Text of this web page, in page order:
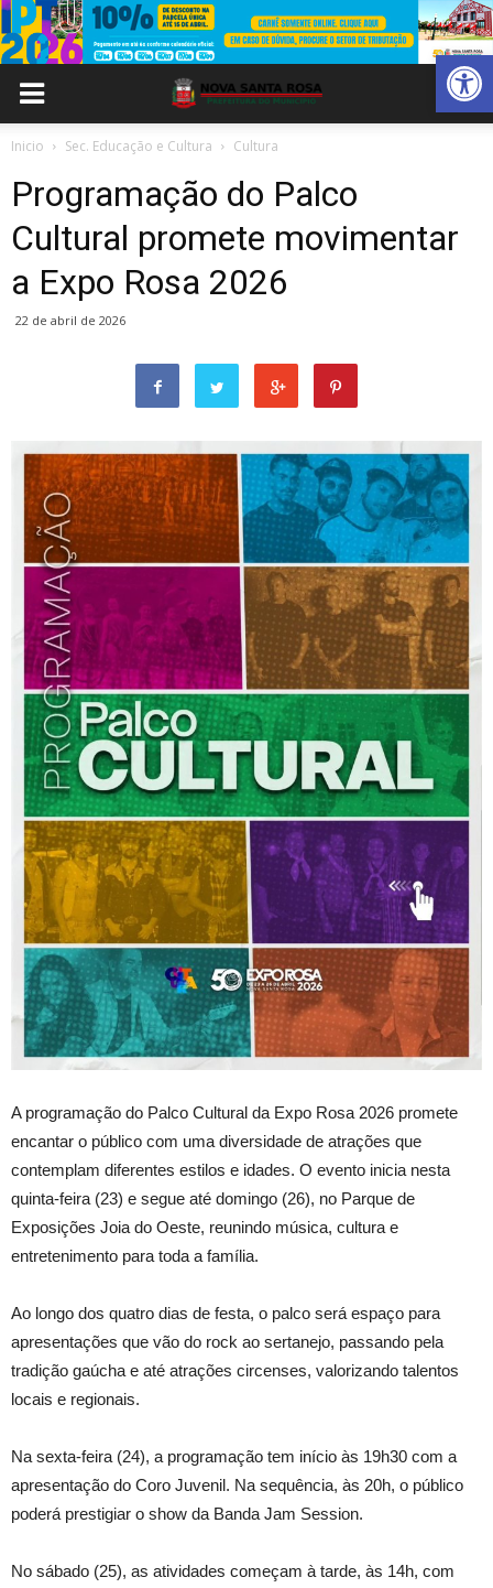
Abrir
Inicio Sec. Educação e Cultura Cultura
Programação do Palco
Cultural promete movimentar
a Expo Rosa 2026
22 de abril de 2026
A programação do Palco Cultural da Expo Rosa 2026 promete
encantar o público com uma diversidade de atrações que
contemplam diferentes estilos e idades. O evento inicia nesta
quinta-feira (23) e segue até domingo (26), no Parque de
Exposições Joia do Oeste, reunindo música, cultura e
entretenimento para toda a família.
Ao longo dos quatro dias de festa, o palco será espaço para
apresentações que vão do rock ao sertanejo, passando pela
tradição gaúcha e até atrações circenses, valorizando talentos
locais e regionais.
Na sexta-feira (24), a programação tem início às 19h30 com a
apresentação do Coro Juvenil. Na sequência, às 20h, o público
poderá prestigiar o show da Banda Jam Session.
No sábado (25), as atividades começam à tarde, às 14h, com